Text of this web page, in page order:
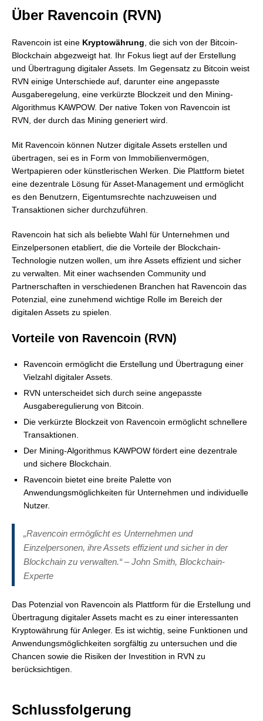
Über Ravencoin (RVN)
Ravencoin ist eine Kryptowährung , die sich von der Bitcoin-
Blockchain abgezweigt hat. Ihr Fokus liegt auf der Erstellung
und Übertragung digitaler Assets. Im Gegensatz zu Bitcoin weist
RVN einige Unterschiede auf, darunter eine angepasste
Ausgaberegelung, eine verkürzte Blockzeit und den Mining-
Algorithmus KAWPOW. Der native Token von Ravencoin ist
RVN, der durch das Mining generiert wird.
Mit Ravencoin können Nutzer digitale Assets erstellen und
übertragen, sei es in Form von Immobilienvermögen,
Wertpapieren oder künstlerischen Werken. Die Plattform bietet
eine dezentrale Lösung für Asset-Management und ermöglicht
es den Benutzern, Eigentumsrechte nachzuweisen und
Transaktionen sicher durchzuführen.
Ravencoin hat sich als beliebte Wahl für Unternehmen und
Einzelpersonen etabliert, die die Vorteile der Blockchain-
Technologie nutzen wollen, um ihre Assets effizient und sicher
zu verwalten. Mit einer wachsenden Community und
Partnerschaften in verschiedenen Branchen hat Ravencoin das
Potenzial, eine zunehmend wichtige Rolle im Bereich der
digitalen Assets zu spielen.
Vorteile von Ravencoin (RVN)
Ravencoin ermöglicht die Erstellung und Übertragung einer
Vielzahl digitaler Assets.
RVN unterscheidet sich durch seine angepasste
Ausgaberegulierung von Bitcoin.
Die verkürzte Blockzeit von Ravencoin ermöglicht schnellere
Transaktionen.
Der Mining-Algorithmus KAWPOW fördert eine dezentrale
und sichere Blockchain.
Ravencoin bietet eine breite Palette von
Anwendungsmöglichkeiten für Unternehmen und individuelle
Nutzer.
„Ravencoin ermöglicht es Unternehmen und
Einzelpersonen, ihre Assets effizient und sicher in der
Blockchain zu verwalten.“ – John Smith, Blockchain-
Experte
Das Potenzial von Ravencoin als Plattform für die Erstellung und
Übertragung digitaler Assets macht es zu einer interessanten
Kryptowährung für Anleger. Es ist wichtig, seine Funktionen und
Anwendungsmöglichkeiten sorgfältig zu untersuchen und die
Chancen sowie die Risiken der Investition in RVN zu
berücksichtigen.
Schlussfolgerung